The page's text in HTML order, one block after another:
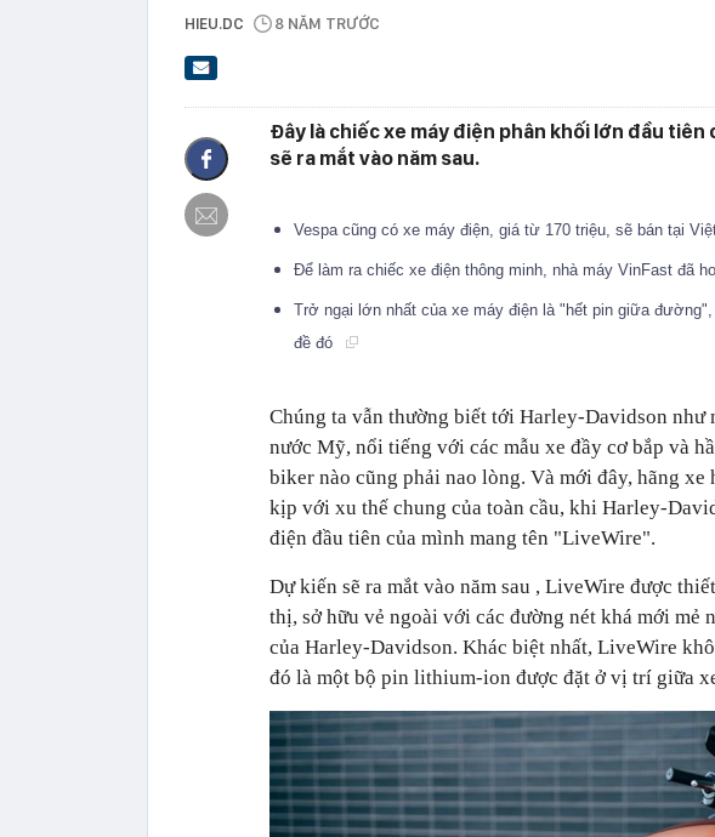
HIEU.DC 8 NĂM TRƯỚC
Đây là chiếc xe máy điện phân khối lớn đầu
sẽ ra mắt vào năm sau.
Vespa cũng có xe máy điện, giá từ 170 triệu, sẽ bán tại
Để làm ra chiếc xe điện thông minh, nhà máy VinFast đã
Trở ngại lớn nhất của xe máy điện là "hết pin giữa
đề đó
Chúng ta vẫn thường biết tới Harley-Davidson như
nước Mỹ, nổi tiếng với các mẫu xe đầy cơ bắp và
biker nào cũng phải nao lòng. Và mới đây, hãng
kịp với xu thế chung của toàn cầu, khi Harley-
điện đầu tiên của mình mang tên "LiveWire".
Dự kiến sẽ ra mắt vào năm sau , LiveWire được
thị, sở hữu vẻ ngoài với các đường nét khá mới mẻ
của Harley-Davidson. Khác biệt nhất, LiveWire
đó là một bộ pin lithium-ion được đặt ở vị trí giữa